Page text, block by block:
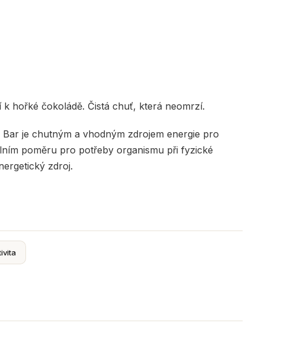
hořké čokoládě. Čistá chuť, která neomrzí.
je chutným a vhodným zdrojem energie pro
poměru pro potřeby organismu při fyzické
zdroj.